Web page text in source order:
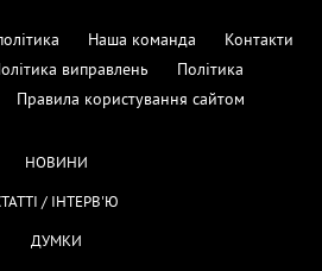
Наша команда
Контакти
виправлень
Політика
Правила користування сайтом
НОВИНИ
/ ІНТЕРВ'Ю
ДУМКИ